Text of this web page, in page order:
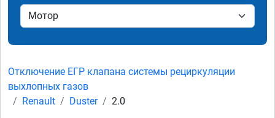
Отключение ЕГР клапана системы рециркуляции
выхлопных газов
Renault
Duster 2.0